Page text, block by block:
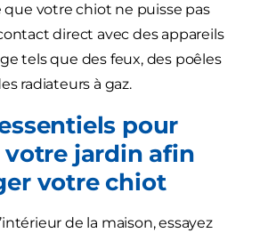
que votre chiot ne puisse pas
direct avec des appareils
tels que des feux, des poêles
radiateurs à gaz.
pour
votre jardin afin
votre chiot
de la maison, essayez